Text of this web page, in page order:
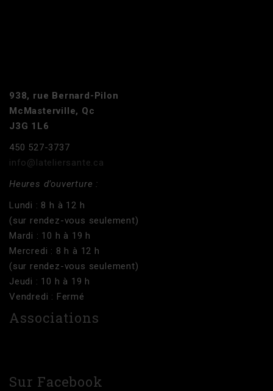
938, rue Bernard-Pilon
McMasterville, Qc
J3G 1L6
450 527-3737
info@lateliersante.ca
Heures d’ouverture :
Lundi : 8 h à 12 h
(sur rendez-vous seulement)
Mardi : 10 h à 19 h
Mercredi : 8 h à 12 h
(sur rendez-vous seulement)
Jeudi : 10 h à 19 h
Vendredi : Fermé
Associations
Sur Facebook